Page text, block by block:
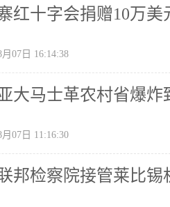
红十字会捐赠10万
月07日 16:14:38
大马士革农村省爆炸
月07日 11:16:30
邦检察院接管莱比